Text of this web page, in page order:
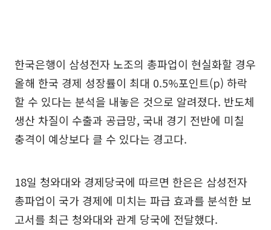
한국은행이 삼성전자 노조의 총파업이 현실화할 경우
올해 한국 경제 성장률이 최대 0.5%포인트(p) 하락
할 수 있다는 분석을 내놓은 것으로 알려졌다. 반도체
생산 차질이 수출과 공급망, 국내 경기 전반에 미칠
충격이 예상보다 클 수 있다는 경고다.
18일 청와대와 경제당국에 따르면 한은은 삼성전자
총파업이 국가 경제에 미치는 파급 효과를 분석한 보
고서를 최근 청와대와 관계 당국에 전달했다.